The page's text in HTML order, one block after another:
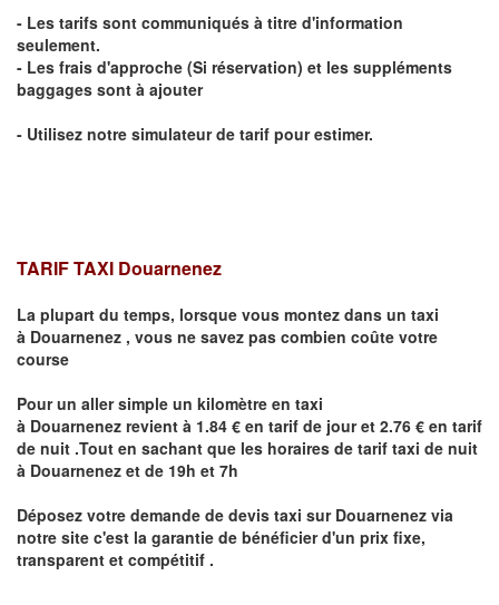
- Les tarifs sont communiqués à titre d'information
seulement.
- Les frais d'approche (Si réservation) et les suppléments
baggages sont à ajouter
- Utilisez notre simulateur de tarif pour estimer.
TARIF TAXI Douarnenez
La plupart du temps, lorsque vous montez dans un taxi
à Douarnenez , vous ne savez pas combien coûte votre
course
Pour un aller simple un kilomètre en taxi
à Douarnenez revient à 1.84 € en tarif de jour et 2.76 € en tarif
de nuit .Tout en sachant que les horaires de tarif taxi de nuit
à Douarnenez et de 19h et 7h
Déposez votre demande de devis taxi sur Douarnenez via
notre site c'est la garantie de bénéficier d'un prix fixe,
transparent et compétitif .